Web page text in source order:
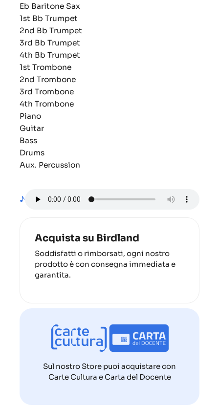
Eb Baritone Sax
1st Bb Trumpet
2nd Bb Trumpet
3rd Bb Trumpet
4th Bb Trumpet
1st Trombone
2nd Trombone
3rd Trombone
4th Trombone
Piano
Guitar
Bass
Drums
Aux. Percussion
♪
Acquista su Birdland
Soddisfatti o rimborsati, ogni nostro
prodotto è con consegna immediata e
garantita.
Sul nostro Store puoi acquistare con
Carte Cultura e Carta del Docente